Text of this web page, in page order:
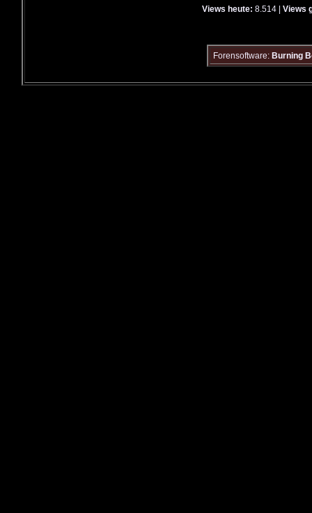
Views heute: 8.514 | Views
Forensoftware: Burning